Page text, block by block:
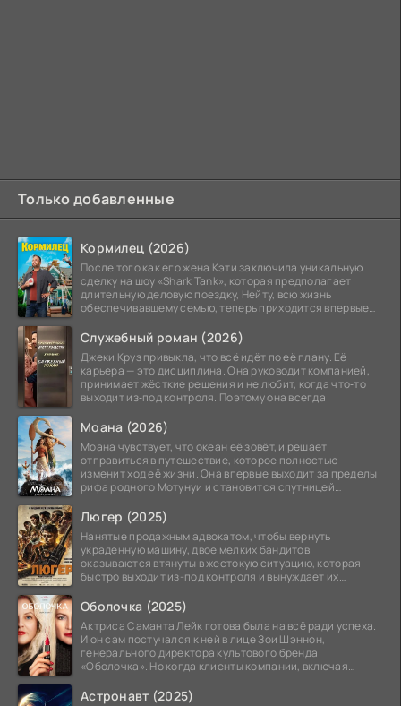
Только добавленные
Кормилец (2026)
После того как его жена Кэти заключила уникальную
сделку на шоу «Shark Tank», которая предполагает
длительную деловую поездку, Нейту, всю жизнь
обеспечивавшему семью, теперь приходится впервые
Служебный роман (2026)
Джеки Круз привыкла, что всё идёт по её плану. Её
карьера — это дисциплина. Она руководит компанией,
принимает жёсткие решения и не любит, когда что‑то
выходит из‑под контроля. Поэтому она всегда
Моана (2026)
Моана чувствует, что океан её зовёт, и решает
отправиться в путешествие, которое полностью
изменит ход её жизни. Она впервые выходит за пределы
рифа родного Мотунуи и становится спутницей
Люгер (2025)
Нанятые продажным адвокатом, чтобы вернуть
украденную машину, двое мелких бандитов
оказываются втянуты в жестокую ситуацию, которая
быстро выходит из-под контроля и вынуждает их
Оболочка (2025)
Актриса Саманта Лейк готова была на всё ради успеха.
И он сам постучался к ней в лице Зои Шэннон,
генерального директора культового бренда
«Оболочка». Но когда клиенты компании, включая
Астронавт (2025)